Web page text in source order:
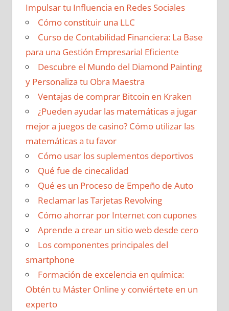
Impulsar tu Influencia en Redes Sociales
Cómo constituir una LLC
Curso de Contabilidad Financiera: La Base
para una Gestión Empresarial Eficiente
Descubre el Mundo del Diamond Painting
y Personaliza tu Obra Maestra
Ventajas de comprar Bitcoin en Kraken
¿Pueden ayudar las matemáticas a jugar
mejor a juegos de casino? Cómo utilizar las
matemáticas a tu favor
Cómo usar los suplementos deportivos
Qué fue de cinecalidad
Qué es un Proceso de Empeño de Auto
Reclamar las Tarjetas Revolving
Cómo ahorrar por Internet con cupones
Aprende a crear un sitio web desde cero
Los componentes principales del
smartphone
Formación de excelencia en química:
Obtén tu Máster Online y conviértete en un
experto